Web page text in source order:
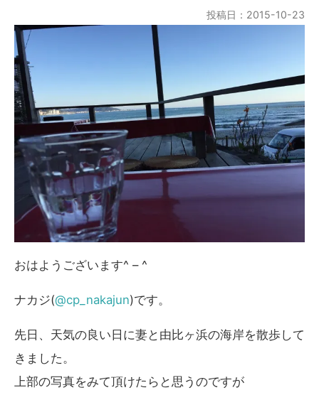
投稿日：2015-10-23
おはようございます^ – ^
ナカジ(@cp_nakajun)です。
先日、天気の良い日に妻と由比ヶ浜の海岸を散歩して
きました。
上部の写真をみて頂けたらと思うのですが